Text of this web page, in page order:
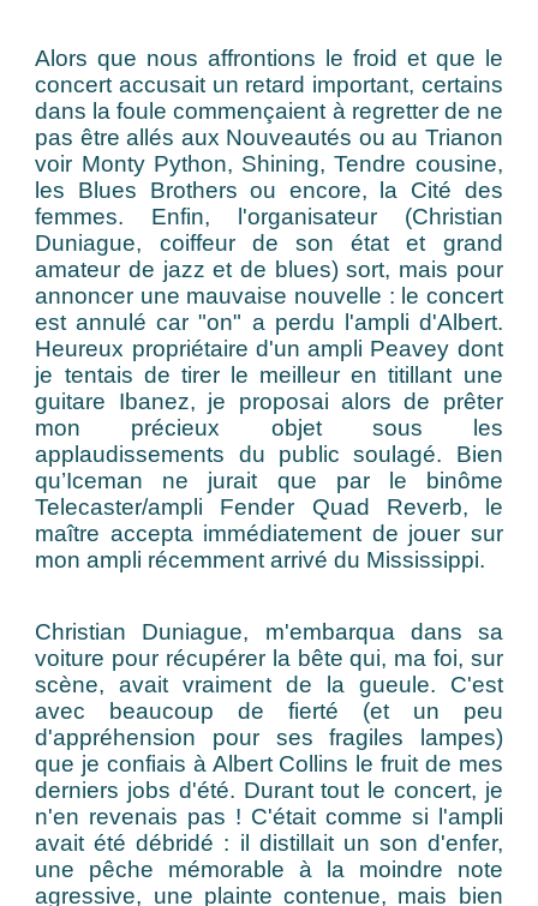
Alors que nous affrontions le froid et que le
concert accusait un retard important, certains
dans la foule commençaient à regretter de ne
pas être allés aux Nouveautés ou au Trianon
voir Monty Python, Shining, Tendre cousine,
les Blues Brothers ou encore, la Cité des
femmes. Enfin, l'organisateur (Christian
Duniague, coiffeur de son état et grand
amateur de jazz et de blues) sort, mais pour
annoncer une mauvaise nouvelle : le concert
est annulé car "on" a perdu l'ampli d'Albert.
Heureux propriétaire d'un ampli Peavey dont
je tentais de tirer le meilleur en titillant une
guitare Ibanez, je proposai alors de prêter
mon précieux objet sous les
applaudissements du public soulagé. Bien
qu’Iceman ne jurait que par le binôme
Telecaster/ampli Fender Quad Reverb, le
maître accepta immédiatement de jouer sur
mon ampli récemment arrivé du Mississippi.
Christian Duniague, m'embarqua dans sa
voiture pour récupérer la bête qui, ma foi, sur
scène, avait vraiment de la gueule. C'est
avec beaucoup de fierté (et un peu
d'appréhension pour ses fragiles lampes)
que je confiais à Albert Collins le fruit de mes
derniers jobs d'été. Durant tout le concert, je
n'en revenais pas ! C'était comme si l'ampli
avait été débridé : il distillait un son d'enfer,
une pêche mémorable à la moindre note
agressive, une plainte contenue, mais bien